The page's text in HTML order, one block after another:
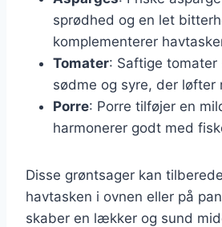
sprødhed og en let
komplementerer
Tomater: Saftige tomater
sødme og syre, der løfter
Porre: Porre tilføjer en
harmonerer godt med
Disse grøntsager kan
havtasken i ovnen eller på
skaber en lækker og sund